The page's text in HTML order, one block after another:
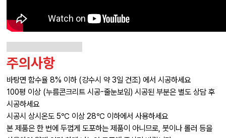
주의사항
바탕면 함수율 8% 이하 (강수시 약 3일 건조) 에서 시공하세요
100평 이상 (누름콘크리트 시공-줄눈보임) 시공된 부분은 별도 상담 후
시공하세요
시공시 상시온도 5℃ 이상 28℃ 이하에서 사용하세요
본 제품은 한 번에 두껍게 도포하는 제품이 아니므로, 붓이나 롤러 등을